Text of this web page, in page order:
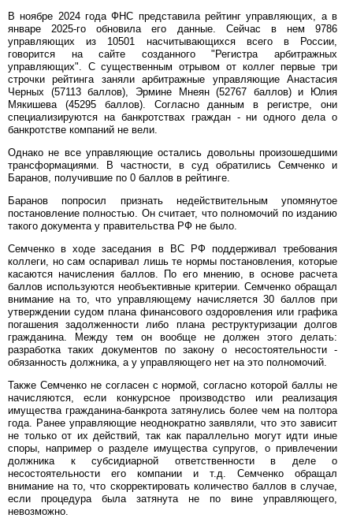
В ноябре 2024 года ФНС представила рейтинг управляющих, а в
январе 2025-го обновила его данные. Сейчас в нем 9786
управляющих из 10501 насчитывающихся всего в России,
говорится на сайте созданного "Регистра арбитражных
управляющих". С существенным отрывом от коллег первые три
строчки рейтинга заняли арбитражные управляющие Анастасия
Черных (57113 баллов), Эрмине Мнеян (52767 баллов) и Юлия
Мякишева (45295 баллов). Согласно данным в регистре, они
специализируются на банкротствах граждан - ни одного дела о
банкротстве компаний не вели.
Однако не все управляющие остались довольны произошедшими
трансформациями. В частности, в суд обратились Семченко и
Баранов, получившие по 0 баллов в рейтинге.
Баранов попросил признать недействительным упомянутое
постановление полностью. Он считает, что полномочий по изданию
такого документа у правительства РФ не было.
Семченко в ходе заседания в ВС РФ поддерживал требования
коллеги, но сам оспаривал лишь те нормы постановления, которые
касаются начисления баллов. По его мнению, в основе расчета
баллов используются необъективные критерии. Семченко обращал
внимание на то, что управляющему начисляется 30 баллов при
утверждении судом плана финансового оздоровления или графика
погашения задолженности либо плана реструктуризации долгов
гражданина. Между тем он вообще не должен этого делать:
разработка таких документов по закону о несостоятельности -
обязанность должника, а у управляющего нет на это полномочий.
Также Семченко не согласен с нормой, согласно которой баллы не
начисляются, если конкурсное производство или реализация
имущества гражданина-банкрота затянулись более чем на полтора
года. Ранее управляющие неоднократно заявляли, что это зависит
не только от их действий, так как параллельно могут идти иные
споры, например о разделе имущества супругов, о привлечении
должника к субсидиарной ответственности в деле о
несостоятельности его компании и т.д. Семченко обращал
внимание на то, что скорректировать количество баллов в случае,
если процедура была затянута не по вине управляющего,
невозможно.